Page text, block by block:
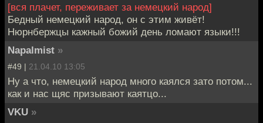
[вся плачет, переживает за немецкий народ]
Бедный немецкий народ, он с этим живёт!
Нюрнбержцы кажный божий день ломают языки!!!
Napalmist »
#49 | 21.04.10 13:05
Ну а что, немецкий народ много каялся зато потом...
как и нас щяс призывают каятцо...
VKU »